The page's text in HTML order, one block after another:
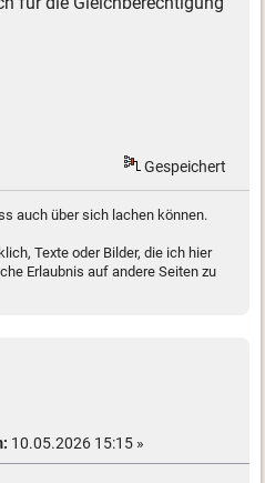
Gespeichert
auch über sich lachen können.
Texte oder Bilder, die ich hier
Erlaubnis auf andere Seiten zu
10.05.2026 15:15 »